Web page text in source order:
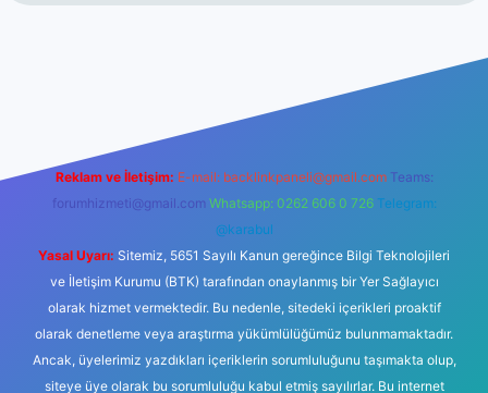
Reklam ve İletişim: E-mail: backlinkpaneli@gmail.com Teams:
forumhizmeti@gmail.com Whatsapp: 0262 606 0 726 Telegram:
@karabul
Yasal Uyarı: Sitemiz, 5651 Sayılı Kanun gereğince Bilgi Teknolojileri
ve İletişim Kurumu (BTK) tarafından onaylanmış bir Yer Sağlayıcı
olarak hizmet vermektedir. Bu nedenle, sitedeki içerikleri proaktif
olarak denetleme veya araştırma yükümlülüğümüz bulunmamaktadır.
Ancak, üyelerimiz yazdıkları içeriklerin sorumluluğunu taşımakta olup,
siteye üye olarak bu sorumluluğu kabul etmiş sayılırlar. Bu internet